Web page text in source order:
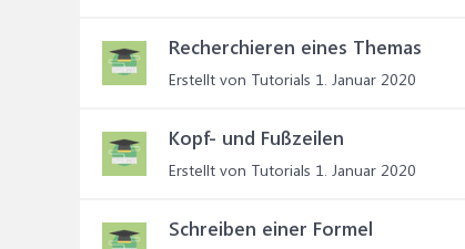
Recherchieren eines Themas
Erstellt von Tutorials 1. Januar 2020
Kopf- und Fußzeilen
Erstellt von Tutorials 1. Januar 2020
Schreiben einer Formel